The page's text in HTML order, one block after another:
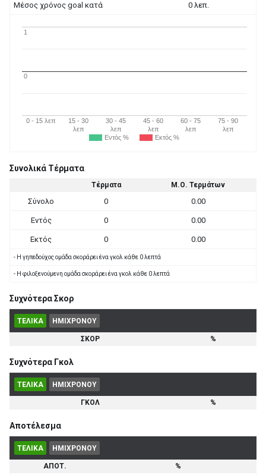
Μέσος χρόνος goal κατά 0 λεπ.
Εντός % Εκτός %
0 - 15 λεπ
15 - 30
λεπ
30 - 45
λεπ
45 - 60
λεπ
60 - 75
λεπ
75 - 90
λεπ
0
1
Συνολικά Τέρματα
Τέρματα Μ.Ο. Τερμάτων
Σύνολο 0 0.00
Εντός 0 0.00
Εκτός 0 0.00
- Η γηπεδούχος ομάδα σκοράρει ένα γκολ κάθε 0 λεπτά
- Η φιλοξενούμενη ομάδα σκοράρει ένα γκολ κάθε 0 λεπτά
Συχνότερα Σκορ
ΤΕΛΙΚΑ ΗΜΙΧΡΟΝΟΥ
ΣΚΟΡ %
Συχνότερα Γκολ
ΤΕΛΙΚΑ ΗΜΙΧΡΟΝΟΥ
ΓΚΟΛ %
Αποτέλεσμα
ΤΕΛΙΚΑ ΗΜΙΧΡΟΝΟΥ
ΑΠΟΤ. %